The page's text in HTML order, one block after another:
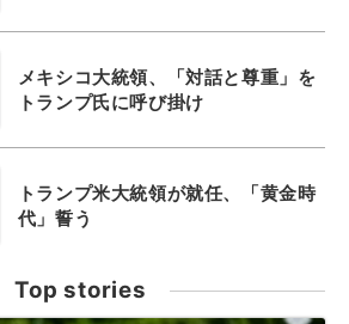
メキシコ大統領、「対話と尊重」を
トランプ氏に呼び掛け
トランプ米大統領が就任、「黄金時
代」誓う
Top stories